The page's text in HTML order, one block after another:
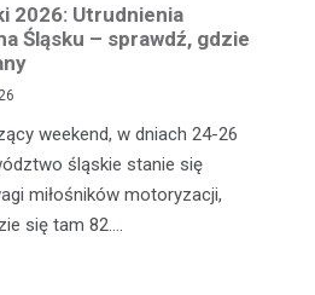
2026: Utrudnienia
Śląsku – sprawdź, gdzie
weekend, w dniach 24-26
śląskie stanie się
miłośników motoryzacji,
się tam 82.…